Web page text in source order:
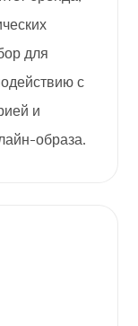
для
с
и
образа.